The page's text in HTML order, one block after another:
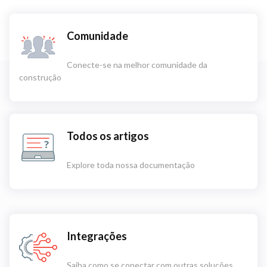
Comunidade
Conecte-se na melhor comunidade da
construção
Todos os artigos
Explore toda nossa documentação
Integrações
Saiba como se conectar com outras soluções